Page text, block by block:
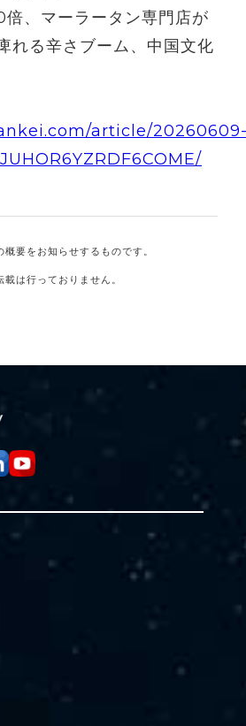
倍、マーラータン専門店が
る辛さブーム、中国文化
article/
要をお知らせするものです。
は行っておりません。